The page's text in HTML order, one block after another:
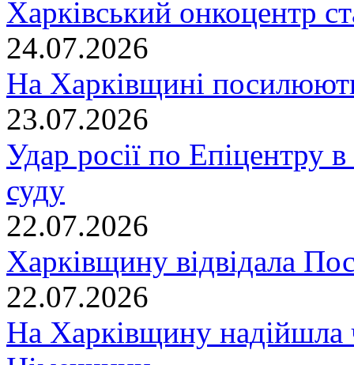
Харківський онкоцентр
24.07.2026
На Харківщині
23.07.2026
Удар росії по Епіцентру
суду
22.07.2026
Харківщину відвідала
22.07.2026
На Харківщину надійшла